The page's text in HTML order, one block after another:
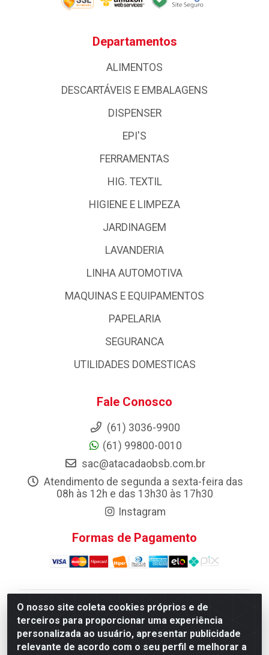
O nosso site coleta cookies próprios e de
terceiros para proporcionar uma experiência
personalizada ao usuário, apresentar publicidade
relevante de acordo com o seu perfil e melhorar a
Departamentos
ALIMENTOS
DESCARTÁVEIS E EMBALAGENS
DISPENSER
EPI'S
FERRAMENTAS
HIG. TEXTIL
HIGIENE E LIMPEZA
JARDINAGEM
LAVANDERIA
LINHA AUTOMOTIVA
MAQUINAS E EQUIPAMENTOS
PAPELARIA
SEGURANCA
UTILIDADES DOMESTICAS
Fale Conosco
(61) 3036-9900
(61) 99800-0010
sac@atacadaobsb.com.br
Atendimento de segunda a sexta-feira das
08h às 12h e das 13h30 às 17h30
Instagram
Formas de Pagamento
Atacadao da Limpeza F. Pereira Queiroz Comercio e
Distribuicao LTDA - Quadra Qi 10 Lotes 39 e, 41 - Setor
Industrial (Taguatinga), Brasília/DF - CEP 72.135-100 -
CNPJ 13.184.675/0001-80